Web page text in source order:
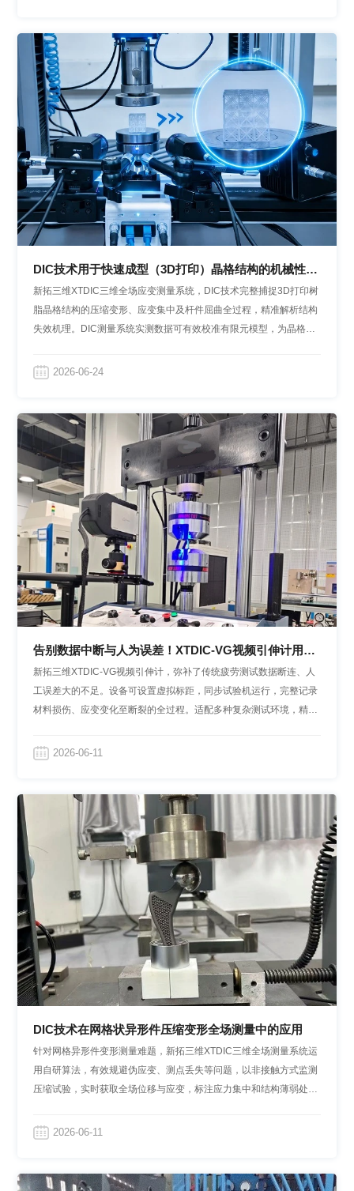
DIC技术用于快速成型（3D打印）晶格结构的机械性能
分析
新拓三维XTDIC三维全场应变测量系统，DIC技术完整捕捉3D打印树
脂晶格结构的压缩变形、应变集中及杆件屈曲全过程，精准解析结构
失效机理。DIC测量系统实测数据可有效校准有限元模型，为晶格结
撑。 2026-06-24
告别数据中断与人为误差！XTDIC-VG视频引伸计用于
金属材料疲劳测试
新拓三维XTDIC-VG视频引伸计，弥补了传统疲劳测试数据断连、人
工误差大的不足。设备可设置虚拟标距，同步试验机运行，完整记录
材料损伤、应变变化至断裂的全过程。适配多种复杂测试环境，精准
测。 2026-06-11
DIC技术在网格状异形件压缩变形全场测量中的应用
针对网格异形件变形测量难题，新拓三维XTDIC三维全场测量系统运
用自研算法，有效规避伪应变、测点丢失等问题，以非接触方式监测
压缩试验，实时获取全场位移与应变，标注应力集中和结构薄弱处，
2026-06-11